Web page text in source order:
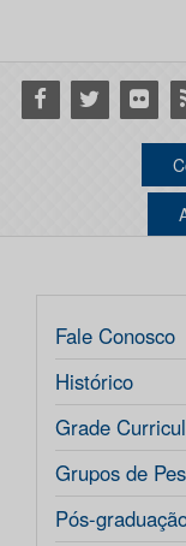
Facebook
Twitter Flickr
Fale Conosco
Histórico
Grade
Grupos de
Pós-